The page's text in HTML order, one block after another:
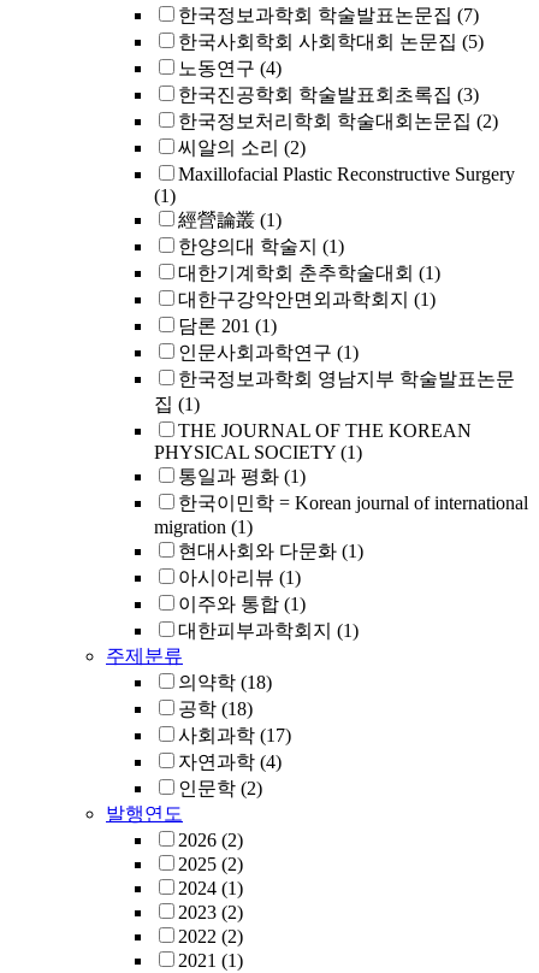
한국정보과학회 학술발표논문집 (7)
한국사회학회 사회학대회 논문집 (5)
노동연구 (4)
한국진공학회 학술발표회초록집 (3)
한국정보처리학회 학술대회논문집 (2)
씨알의 소리 (2)
Maxillofacial Plastic Reconstructive Surgery
(1)
經營論叢 (1)
한양의대 학술지 (1)
대한기계학회 춘추학술대회 (1)
대한구강악안면외과학회지 (1)
담론 201 (1)
인문사회과학연구 (1)
한국정보과학회 영남지부 학술발표논문
집 (1)
THE JOURNAL OF THE KOREAN
PHYSICAL SOCIETY (1)
통일과 평화 (1)
한국이민학 = Korean journal of international
migration (1)
현대사회와 다문화 (1)
아시아리뷰 (1)
이주와 통합 (1)
대한피부과학회지 (1)
주제분류
의약학 (18)
공학 (18)
사회과학 (17)
자연과학 (4)
인문학 (2)
발행연도
2026 (2)
2025 (2)
2024 (1)
2023 (2)
2022 (2)
2021 (1)